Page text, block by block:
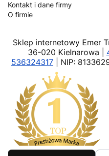
Kontakt i dane firmy
O firmie
Sklep internetowy Emer
36-020 Kielnarowa |
536324317| NIP: